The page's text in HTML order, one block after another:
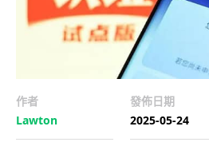
作者
Lawton
發佈日期
2025-05-24